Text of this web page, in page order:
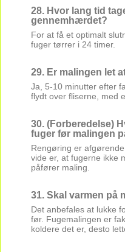
28. Hvor lang tid
gennemhærdet?
For at få et optimalt
fuger tørrer i 24 timer.
29. Er malingen let
Ja, 5-10 minutter efter
flydt over fliserne, med
30. (Forberedelse)
fuger før malingen
Rengøring er
vide er, at fugerne ikke
påfører maling.
31. Skal varmen på
Det anbefales at lukke
før. Fugemalingen er
koldere det er, desto